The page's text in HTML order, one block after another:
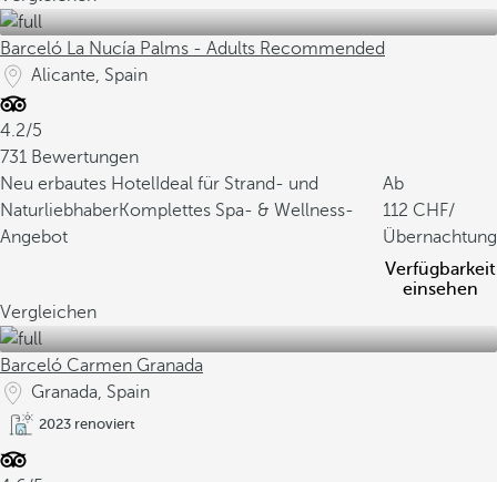
Barceló La Nucía Palms - Adults Recommended
Alicante, Spain
4.2/5
731 Bewertungen
Neu erbautes Hotel Ideal für Strand- und
NaturliebhaberKomplettes Spa- & Wellness-
Angebot
Ab
112
/
Übernachtung
Verfügbarkeit
einsehen
Vergleichen
Barceló Carmen Granada
Granada, Spain
2023 renoviert